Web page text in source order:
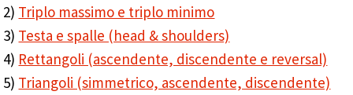
2) Triplo massimo e triplo minimo
3) Testa e spalle (head & shoulders)
4) Rettangoli (ascendente, discendente e reversal)
5) Triangoli (simmetrico, ascendente, discendente)